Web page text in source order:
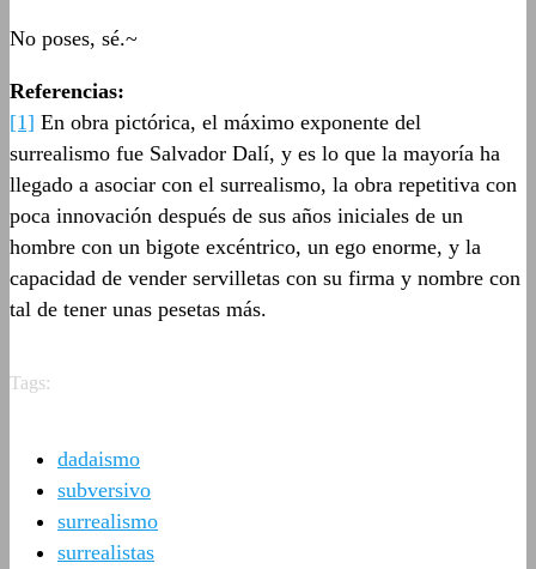
No poses, sé.~
Referencias:
[1] En obra pictórica, el máximo exponente del
surrealismo fue Salvador Dalí, y es lo que la mayoría ha
llegado a asociar con el surrealismo, la obra repetitiva con
poca innovación después de sus años iniciales de un
hombre con un bigote excéntrico, un ego enorme, y la
capacidad de vender servilletas con su firma y nombre con
tal de tener unas pesetas más.
Tags:
dadaismo
subversivo
surrealismo
surrealistas